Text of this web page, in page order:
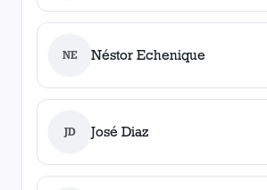
NE Néstor Echenique
JD José Diaz